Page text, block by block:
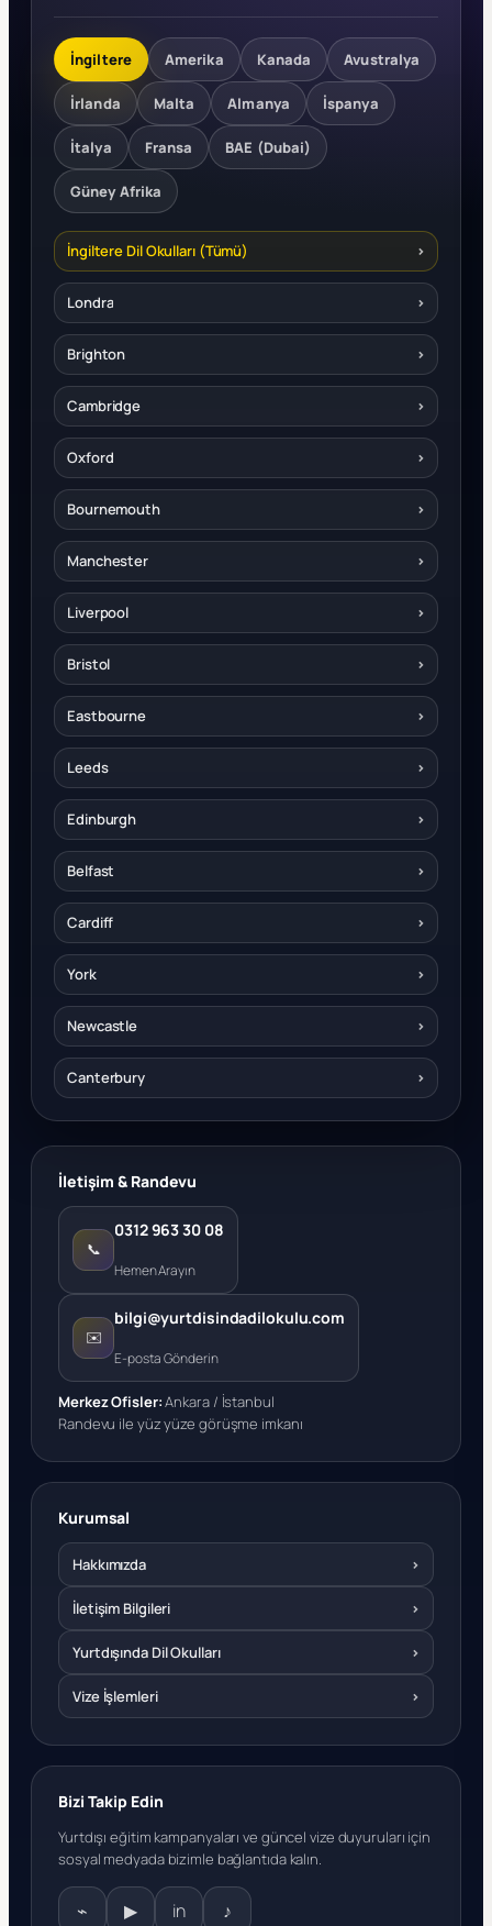
İngiltere Amerika Kanada Avustralya
İrlanda Malta Almanya İspanya
İtalya Fransa BAE (Dubai)
Güney Afrika
İngiltere Dil Okulları (Tümü) ›
Londra ›
Brighton ›
Cambridge ›
Oxford ›
Bournemouth ›
Manchester ›
Liverpool ›
Bristol ›
Eastbourne ›
Leeds ›
Edinburgh ›
Belfast ›
Cardiff ›
York ›
Newcastle ›
Canterbury ›
İletişim & Randevu
📞
0312 963 30 08
Hemen Arayın
✉️
bilgi@yurtdisindadilokulu.com
E-posta Gönderin
Merkez Ofisler:Ankara / İstanbul
Randevu ile yüz yüze görüşme imkanı
Kurumsal
Hakkımızda ›
İletişim Bilgileri ›
Yurtdışında Dil Okulları ›
Vize İşlemleri ›
Bizi Takip Edin
Yurtdışı eğitim kampanyaları ve güncel vize duyuruları için
sosyal medyada bizimle bağlantıda kalın.
⌁ ▶ in ♪